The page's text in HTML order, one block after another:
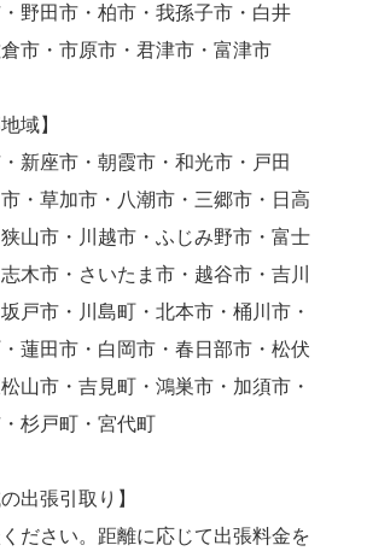
野田市・柏市・我孫子市・白井
市・市原市・君津市・富津市
域】
新座市・朝霞市・和光市・戸田
・草加市・八潮市・三郷市・日高
山市・川越市・ふじみ野市・富士
木市・さいたま市・越谷市・吉川
戸市・川島町・北本市・桶川市・
・蓮田市・白岡市・春日部市・松伏
山市・吉見町・鴻巣市・加須市・
杉戸町・宮代町
出張引取り】
ださい。距離に応じて出張料金を